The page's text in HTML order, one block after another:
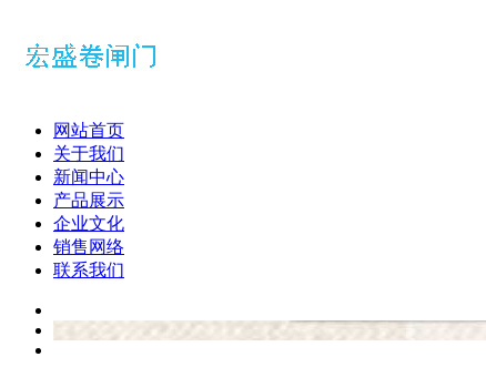
网站首页
关于我们
新闻中心
产品展示
企业文化
销售网络
联系我们